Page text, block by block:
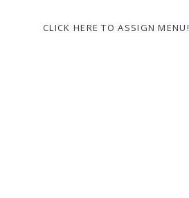
CLICK HERE TO ASSIGN MENU!